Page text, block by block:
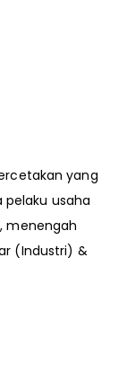
yang
usaha
menengah
(Industri) &